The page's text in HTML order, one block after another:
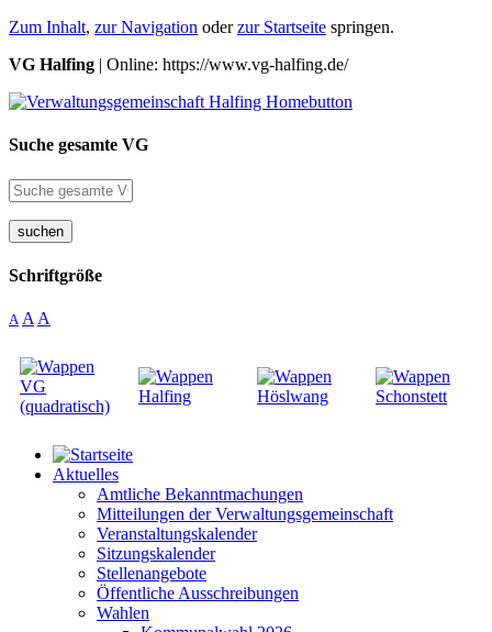
Zum Inhalt, zur Navigation oderzur Startseite springen.
VG Halfing | Online: https://www.vg-halfing.de/
Suche gesamte VG
suchen
Schriftgröße
A A A
Aktuelles
Amtliche Bekanntmachungen
Mitteilungen der Verwaltungsgemeinschaft
Veranstaltungskalender
Sitzungskalender
Stellenangebote
Öffentliche Ausschreibungen
Wahlen